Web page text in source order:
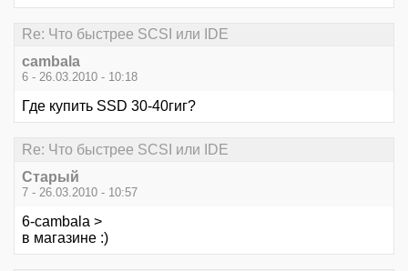
Re: Что быстрее SCSI или IDE
cambala
6 - 26.03.2010 - 10:18
Где купить SSD 30-40гиг?
Re: Что быстрее SCSI или IDE
Старый
7 - 26.03.2010 - 10:57
6-cambala >
в магазине :)